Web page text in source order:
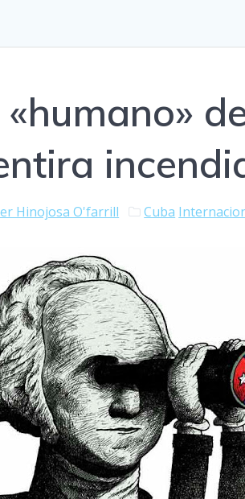
«humano»
Hinojosa O'farrill Cuba